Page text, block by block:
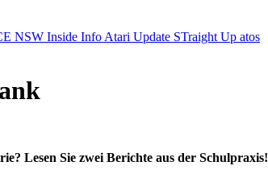
NSW Inside Info Atari Update STraight Up atos
Lesen Sie zwei Berichte aus der Schulpraxis!